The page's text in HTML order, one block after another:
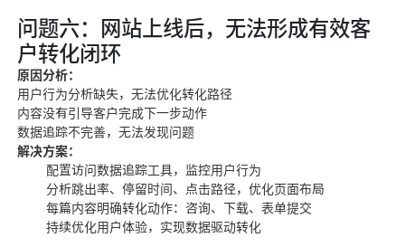
问题六：网站上线后，无法形成有效客
户转化闭环
原因分析：
用户行为分析缺失，无法优化转化路径
内容没有引导客户完成下一步动作
数据追踪不完善，无法发现问题
解决方案：
配置访问数据追踪工具，监控用户行为
分析跳出率、停留时间、点击路径，优化页面布局
每篇内容明确转化动作：咨询、下载、表单提交
持续优化用户体验，实现数据驱动转化